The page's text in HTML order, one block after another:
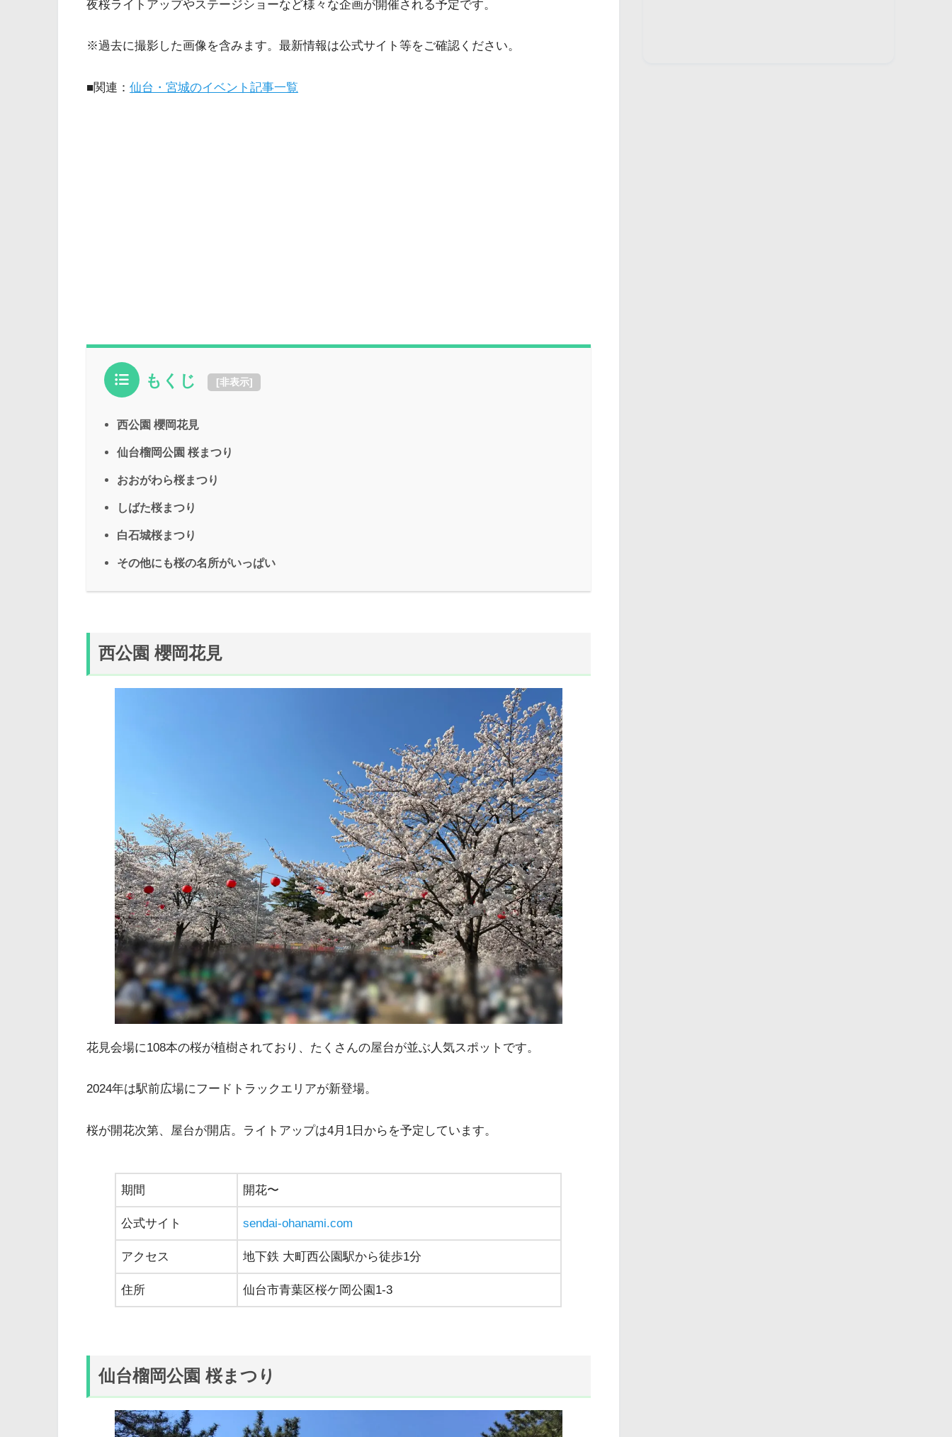
夜桜ライトアップやステージショーなど様々な企画が開催される予定です。
※過去に撮影した画像を含みます。最新情報は公式サイト等をご確認ください。
■関連： 仙台・宮城のイベント記事一覧
もくじ [非表示]
西公園 櫻岡花見
仙台榴岡公園 桜まつり
おおがわら桜まつり
しばた桜まつり
白石城桜まつり
その他にも桜の名所がいっぱい
西公園 櫻岡花見
花見会場に108本の桜が植樹されており、たくさんの屋台が並ぶ人気スポットです。
2024年は駅前広場にフードトラックエリアが新登場。
桜が開花次第、屋台が開店。ライトアップは4月1日からを予定しています。
期間 開花〜
公式サイト sendai-ohanami.com
アクセス 地下鉄 大町西公園駅から徒歩1分
住所 仙台市青葉区桜ケ岡公園1-3
仙台榴岡公園 桜まつり